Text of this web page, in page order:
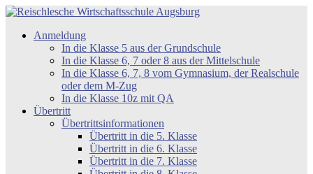
Zum
springen
Reischlesche
Wirtschaftsschule
Anmeldung
In die Klasse 5 aus der Grundschule
In die Klasse 6, 7 oder 8 aus der Mittelschule
In die Klasse 6, 7, 8 vom Gymnasium, der Realschule
oder dem M-Zug
In die Klasse 10z mit QA
Übertritt
Übertrittsinformationen
Übertritt in die 5. Klasse
Übertritt in die 6. Klasse
Übertritt in die 7. Klasse